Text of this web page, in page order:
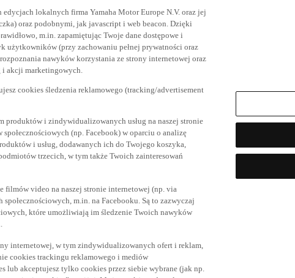
lokalnych firma Yamaha Motor Europe N.V. oraz jej
oraz podobnymi, jak javascript i web beacon. Dzięki
m.in. zapamiętując Twoje dane dostępowe i
użytkowników (przy zachowaniu pełnej prywatności oraz
nawyków korzystania ze strony internetowej oraz
i akcji marketingowych.
cookies śledzenia reklamowego (tracking/advertisement
produktów i zindywidualizowanych usług na naszej stronie
(np. Facebook) w oparciu o analizę
i usług, dodawanych ich do Twojego koszyka,
trzecich, w tym także Twoich zainteresowań
filmów video na naszej stronie internetowej (np. via
m.in. na Facebooku. Są to zazwyczaj
które umożliwiają im śledzenie Twoich nawyków
internetowej, w tym zindywidualizowanych ofert i reklam,
cookies trackingu reklamowego i mediów
lub akceptujesz tylko cookies przez siebie wybrane (jak np.